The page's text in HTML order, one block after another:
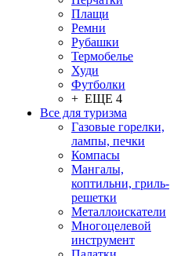
Плащи
Ремни
Рубашки
Термобелье
Худи
Футболки
+ ЕЩЕ 4
Все для туризма
Газовые горелки,
лампы, печки
Компасы
Мангалы,
коптильни, гриль-
решетки
Металлоискатели
Многоцелевой
инструмент